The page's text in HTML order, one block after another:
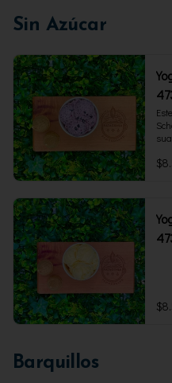
Sin Azúcar
Barquillos